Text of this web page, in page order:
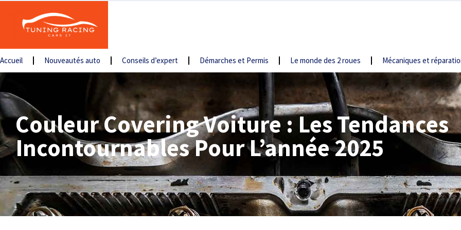
Accueil Nouveautés auto Conseils d’expert Démarches et Permis Le monde des 2 roues Mécaniques et
Couleur Covering Voiture : Les Tendances
Incontournables Pour L’année 2025